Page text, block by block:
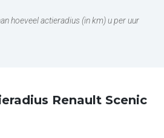
hoeveel actieradius (in km) u per uur
Renault Scenic